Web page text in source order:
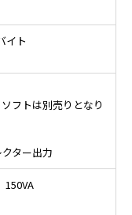
イト
フトは別売りとなり
ター出力